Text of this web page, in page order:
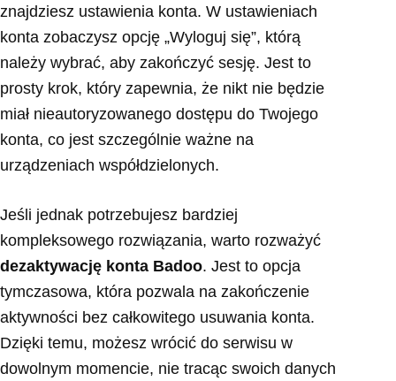
znajdziesz ustawienia konta. W ustawieniach
konta zobaczysz opcję „Wyloguj się”, którą
należy wybrać, aby zakończyć sesję. Jest to
prosty krok, który zapewnia, że nikt nie będzie
miał nieautoryzowanego dostępu do Twojego
konta, co jest szczególnie ważne na
urządzeniach współdzielonych.
Jeśli jednak potrzebujesz bardziej
kompleksowego rozwiązania, warto rozważyć
dezaktywację konta Badoo. Jest to opcja
tymczasowa, która pozwala na zakończenie
aktywności bez całkowitego usuwania konta.
Dzięki temu, możesz wrócić do serwisu w
dowolnym momencie, nie tracąc swoich danych